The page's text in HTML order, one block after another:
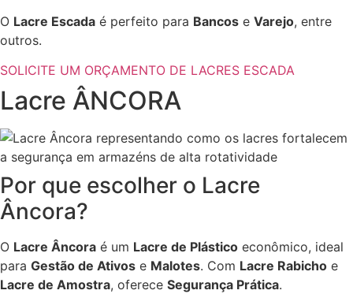
O Lacre Escada é perfeito para Bancos e Varejo, entre
outros.
SOLICITE UM ORÇAMENTO DE LACRES ESCADA
Lacre ÂNCORA
Por que escolher o Lacre
Âncora?
O Lacre Âncora é um Lacre de Plástico econômico, ideal
para Gestão de Ativos e Malotes. Com Lacre Rabicho e
Lacre de Amostra, oferece Segurança Prática.